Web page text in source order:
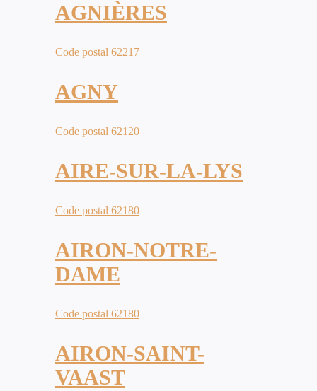
AGNIÈRES
Code postal 62217
AGNY
Code postal 62120
AIRE-SUR-LA-LYS
Code postal 62180
AIRON-NOTRE-
DAME
Code postal 62180
AIRON-SAINT-
VAAST